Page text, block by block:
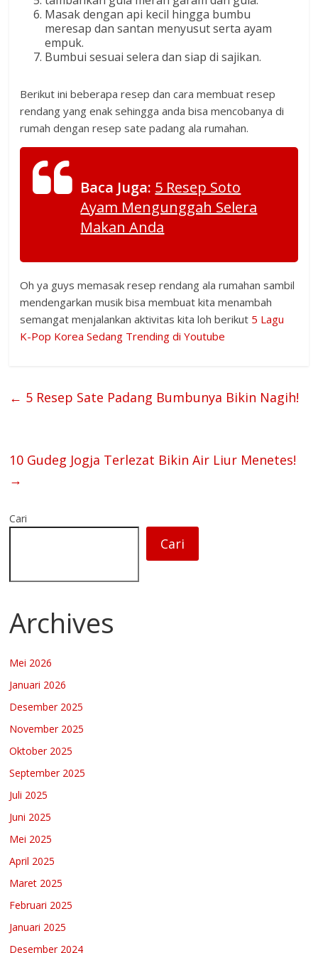
Masak dengan api kecil hingga bumbu
meresap dan santan menyusut serta ayam
empuk.
Bumbui sesuai selera dan siap di sajikan.
Berikut ini beberapa resep dan cara membuat resep
rendang yang enak sehingga anda bisa mencobanya di
rumah dengan resep sate padang ala rumahan.
Baca Juga: 5 Resep Soto
Ayam Mengunggah Selera
Makan Anda
Oh ya guys memasak resep rendang ala rumahan sambil
mendengarkan musik bisa membuat kita menambah
semangat menjalankan aktivitas kita loh berikut 5 Lagu
K-Pop Korea Sedang Trending di Youtube
← 5 Resep Sate Padang Bumbunya Bikin Nagih!
10 Gudeg Jogja Terlezat Bikin Air Liur Menetes!
→
Cari
Cari
Archives
Mei 2026
Januari 2026
Desember 2025
November 2025
Oktober 2025
September 2025
Juli 2025
Juni 2025
Mei 2025
April 2025
Maret 2025
Februari 2025
Januari 2025
Desember 2024